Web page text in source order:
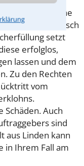
der Bauherr eine
den Austausch
setzt
erfolglos,
lassen und dem
Zu den Rechten
vom
Auch
sind
aus Linden kann
in Ihrem Fall am